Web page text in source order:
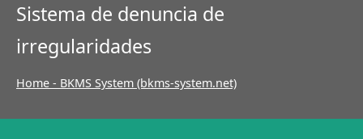
Sistema de denuncia de
irregularidades
Home - BKMS System (bkms-system.net)